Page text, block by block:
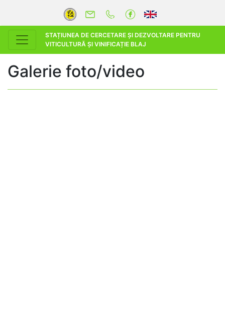
STAȚIUNEA DE CERCETARE ȘI DEZVOLTARE PENTRU
VITICULTURĂ ȘI VINIFICAȚIE BLAJ
Galerie foto/video